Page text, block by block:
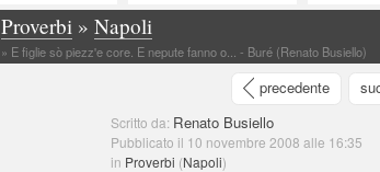
Proverbi » Napoli
» E figlie sò piezz'e core. E nepute fanno o... - Buré (Renato Busiello)
precedente
Scritto da: Renato Busiello
Pubblicato il 10 novembre 2008 alle 16:35
in Proverbi (Napoli)